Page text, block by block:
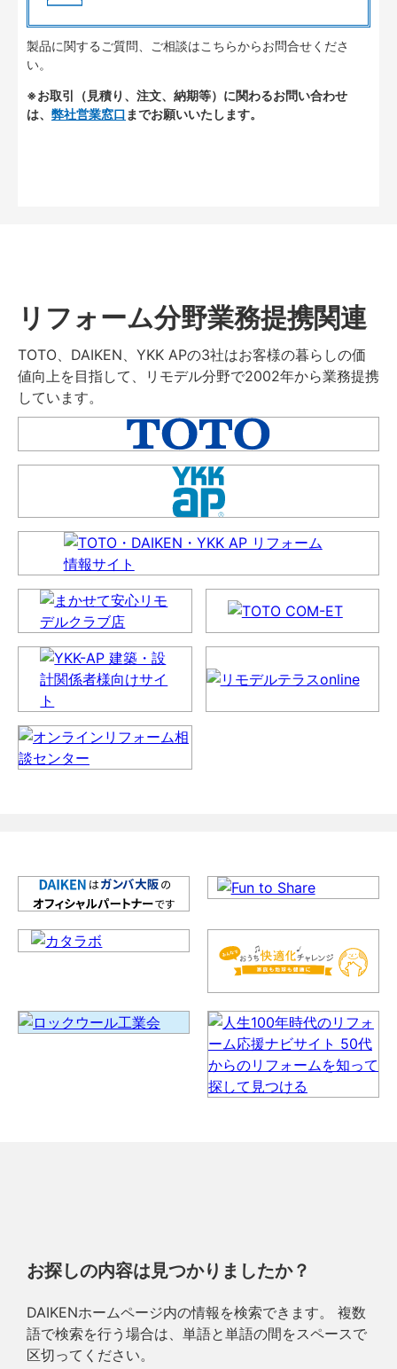
製品に関するご質問、ご相談はこちらからお問合せくださ
い。
※お取引（見積り、注文、納期等）に関わるお問い合わせ
は、 弊社営業窓口 までお願いいたします。
リフォーム分野業務提携関連
TOTO、DAIKEN、YKK APの3社はお客様の暮らしの価
値向上を目指して、リモデル分野で2002年から業務提携
しています。
お探しの内容は見つかりましたか？
DAIKENホームページ内の情報を検索できます。 複数
語で検索を行う場合は、単語と単語の間をスペースで
区切ってください。